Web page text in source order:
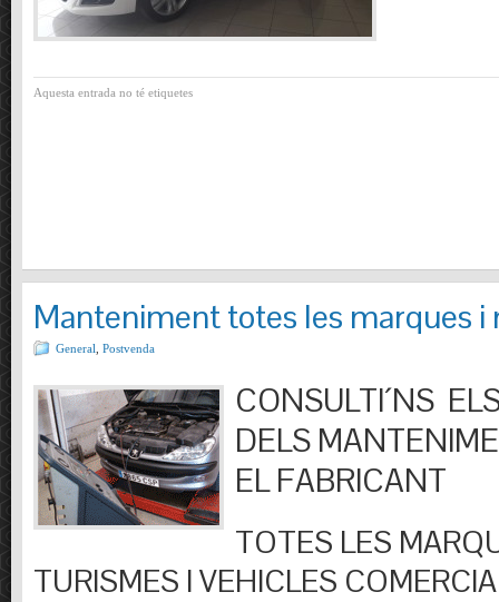
Aquesta entrada no té etiquetes
Manteniment totes les marques i
General Postvenda
CONSULTI´NS
DELS
EL FABRICANT
TOTES LES
TURISMES I VEHICLES